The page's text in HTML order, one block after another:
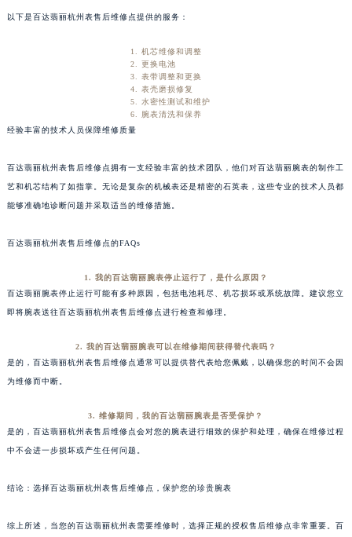
以下是百达翡丽杭州表售后维修点提供的服务：
机芯维修和调整
更换电池
表带调整和更换
表壳磨损修复
水密性测试和维护
腕表清洗和保养
经验丰富的技术人员保障维修质量
百达翡丽杭州表售后维修点拥有一支经验丰富的技术团队，他们对百达翡丽腕表的制作工
艺和机芯结构了如指掌。无论是复杂的机械表还是精密的石英表，这些专业的技术人员都
能够准确地诊断问题并采取适当的维修措施。
百达翡丽杭州表售后维修点的FAQs
1. 我的百达翡丽腕表停止运行了，是什么原因？
百达翡丽腕表停止运行可能有多种原因，包括电池耗尽、机芯损坏或系统故障。建议您立
即将腕表送往百达翡丽杭州表售后维修点进行检查和修理。
2. 我的百达翡丽腕表可以在维修期间获得替代表吗？
是的，百达翡丽杭州表售后维修点通常可以提供替代表给您佩戴，以确保您的时间不会因
为维修而中断。
3. 维修期间，我的百达翡丽腕表是否受保护？
是的，百达翡丽杭州表售后维修点会对您的腕表进行细致的保护和处理，确保在维修过程
中不会进一步损坏或产生任何问题。
结论：选择百达翡丽杭州表售后维修点，保护您的珍贵腕表
综上所述，当您的百达翡丽杭州表需要维修时，选择正规的授权售后维修点非常重要。百